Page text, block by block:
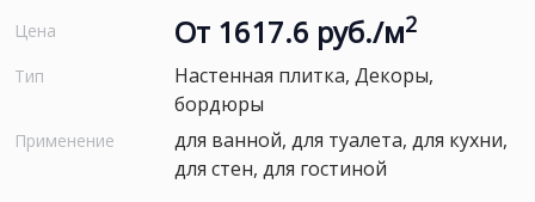
Цена От 1617.6 руб./м2
Тип
Настенная плитка, Декоры,
бордюры
Применение
для ванной, для туалета, для кухни,
для стен, для гостиной